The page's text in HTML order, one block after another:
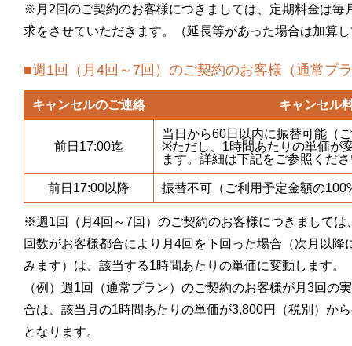
※月2回のご契約のお客様につきましては、定期料金は毎
求をさせていただきます。（延長等があった場合は加算
■週1回（月4回～7回）のご契約のお客様（通常プ
キャンセルのご連絡 キャンセル
前日17:00迄
当日から60日以内に振替可能（
※ただし、1時間あたりの単価が
ます。詳細は下記をご参照くだ
前日17:00以降 振替不可（ご利用予定金額の
※週1回（月4回～7回）のご契約のお客様につきましては
回数がお客様都合により月4回を下回った場合（次月以降
みます）は、該当する1時間あたりの単価に変動します。
（例）週1回（通常プラン）のご契約のお客様が月3回の
合は、該当月の1時間あたりの単価が3,800円（税別）か
となります。